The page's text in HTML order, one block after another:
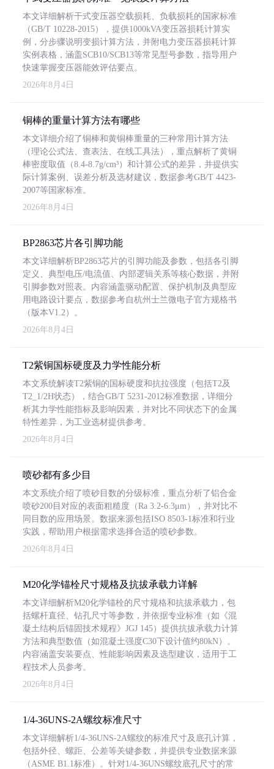
本文详细解析干式变压器空载损耗、负载损耗的国家标准
（GB/T 10228-2015），提供1000kVA变压器损耗计算实
例，分步骤说明变损计算方法，并附电力变压器损耗计算
实例表格，涵盖SCB10/SCB13等常见型号参数，指导用户
快速掌握变压器能效评估要点。
2026年8月4日
铜棒的重量计算方法有哪些
本文详细介绍了铜棒和黄铜棒重量的三种常用计算方法
（理论公式法、查表法、在线工具法），重点解析了黄铜
棒密度取值（8.4-8.7g/cm³）和计算公式的差异，并提供实
际计算案例、误差分析及选材建议，数据参考GB/T 4423-
2007等国家标准。
2026年8月4日
BP2863芯片各引脚功能
本文详细解析BP2863芯片的引脚功能及参数，包括各引脚
定义、典型电压/电流值、内部逻辑关系等核心数据，并附
引脚参数对照表。内容涵盖驱动配置、保护机制及典型应
用电路设计要点，数据参考自杭州士兰微电子官方规格书
（版本V1.2）。
2026年8月4日
T2紫铜国标硬度及力学性能分析
本文系统解读T2紫铜的国标硬度和抗拉强度（包括T2及
T2_1/2H状态），结合GB/T 5231-2012标准数据，详细分
析其力学性能指标及影响因素，并对比不同状态下的金属
特性差异，为工业选材提供参考。
2026年8月4日
喷砂都有多少目
本文系统介绍了喷砂目数的分级标准，重点分析了铝合金
喷砂200目对应的表面粗糙度（Ra 3.2-6.3μm），并对比不
同目数的应用场景。数据来源包括ISO 8503-1标准和行业
实践，帮助用户根据需求选择合适的喷砂参数。
2026年8月4日
M20化学锚栓尺寸规格及抗拔承载力详解
本文详细解析M20化学锚栓的尺寸规格和抗拔承载力，包
括螺杆直径、钻孔尺寸等参数，并依据专业标准（如《混
凝土结构后锚固技术规程》JGJ 145）提供抗拔承载力计算
方法和典型数值（如混凝土强度C30下设计值约80kN）。
内容涵盖安装要点、性能影响因素及选型建议，适用于工
程技术人员参考。
2026年8月4日
1/4-36UNS-2A螺纹标准尺寸
本文详细解析1/4-36UNS-2A螺纹的标准尺寸及底孔计算，
包括外径、螺距、公差等关键参数，并提供专业数据来源
（ASME B1.1标准）。针对1/4-36UNS螺纹底孔尺寸的常